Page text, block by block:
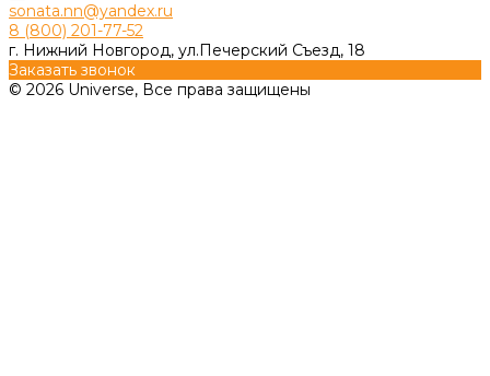
sonata.nn@yandex.ru
8 (800) 201-77-52
г. Нижний Новгород, ул.Печерский Съезд, 18
Заказать звонок
© 2026 Universe, Все права защищены